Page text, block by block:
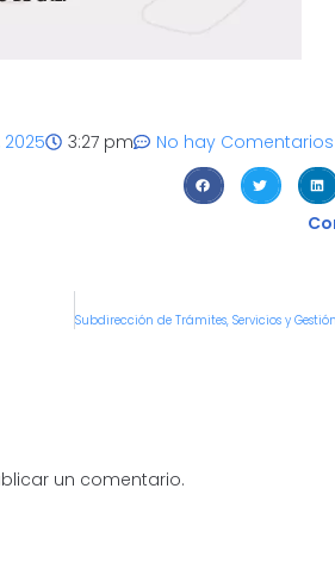
2025 3:27 pm No hay Comentarios
un comentario.